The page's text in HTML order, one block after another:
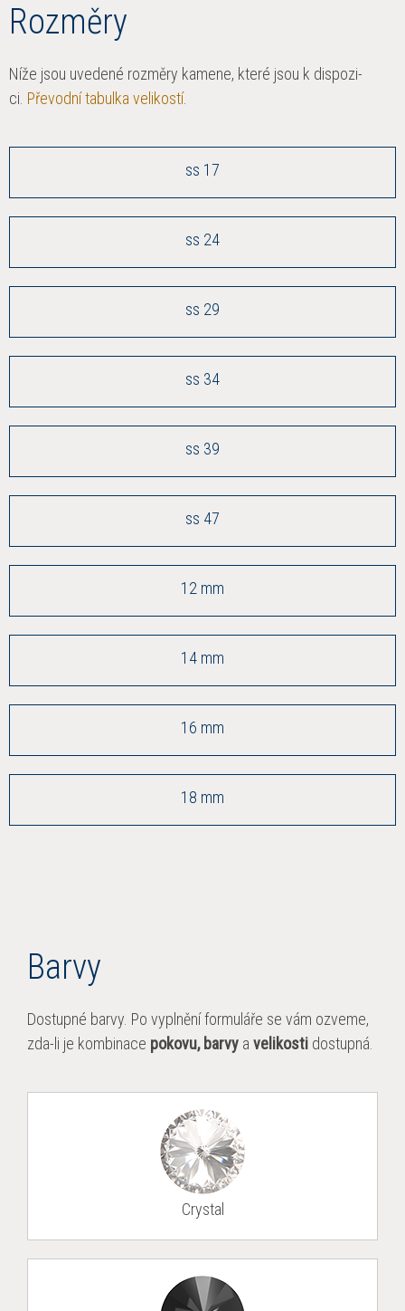
Rozměry
Níže jsou uve­dené rozměry kamene, které jsou k dis­pozi­
ci. Převod­ní tab­ul­ka velikostí.
ss 17
ss 24
ss 29
ss 34
ss 39
ss 47
12 mm
14 mm
16 mm
18 mm
Barvy
Dos­tup­né barvy. Po vyplnění for­muláře se vám ozveme,
zda-li je kom­bi­nace pokovu, barvy a velikosti dos­tup­ná.
Crys­tal